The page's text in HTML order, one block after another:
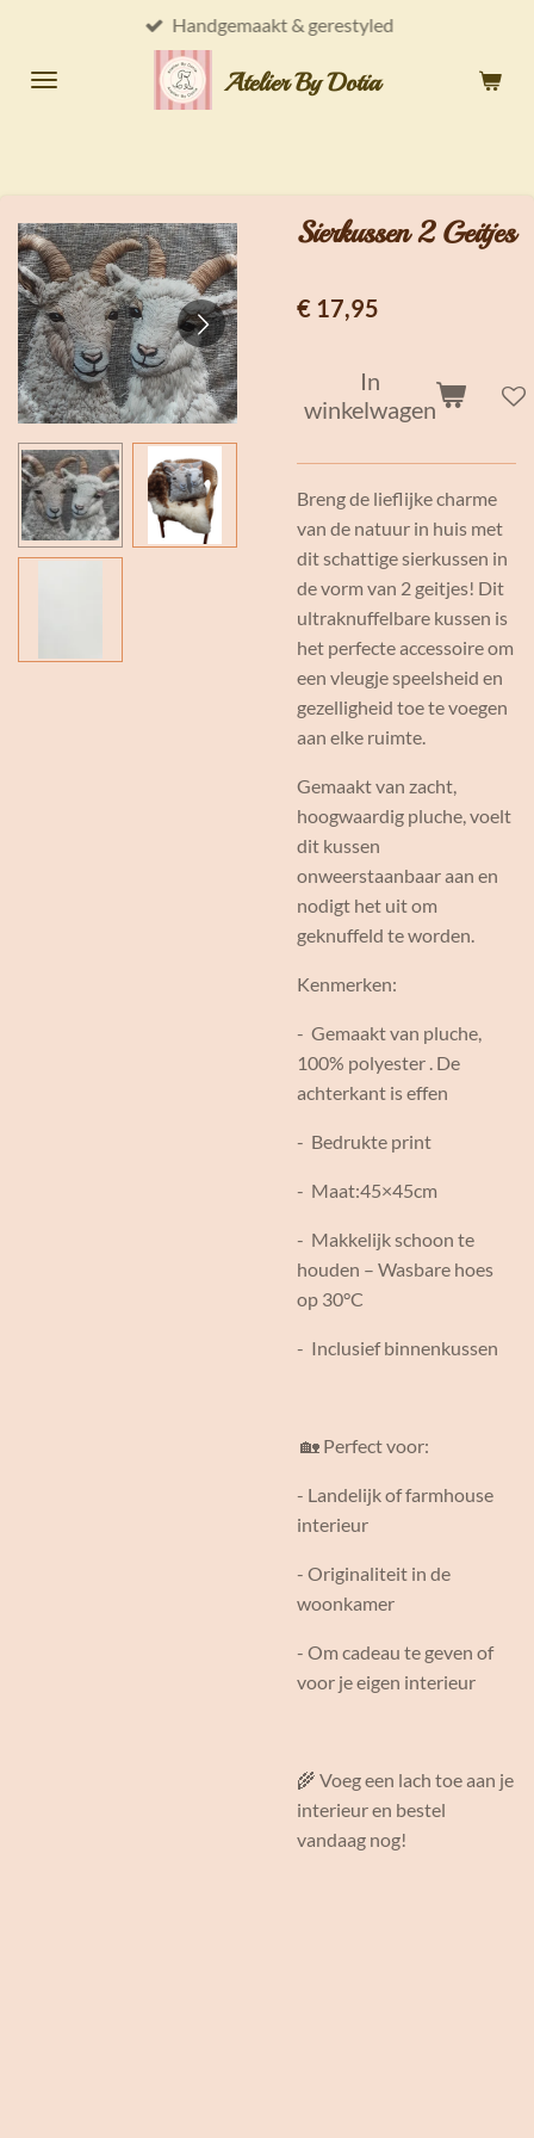
naar
Atelier By Dotia
Handgemaakt & gerestyled
Sierkussen 2 Geitjes
€ 17,95
In
winkelwagen
Breng de lieflijke charme
van de natuur in huis met
dit schattige sierkussen in
de vorm van 2 geitjes! Dit
ultraknuffelbare kussen is
het perfecte accessoire om
een vleugje speelsheid en
gezelligheid toe te voegen
aan elke ruimte.
Gemaakt van zacht,
hoogwaardig pluche, voelt
dit kussen
onweerstaanbaar aan en
nodigt het uit om
geknuffeld te worden.
Kenmerken:
- Gemaakt van pluche,
100% polyester . De
achterkant is effen
- Bedrukte print
- Maat:45×45cm
- Makkelijk schoon te
houden – Wasbare hoes
op 30°C
- Inclusief binnenkussen
🏡 Perfect voor:
- Landelijk of farmhouse
interieur
- Originaliteit in de
woonkamer
- Om cadeau te geven of
voor je eigen interieur
🌾 Voeg een lach toe aan je
interieur en bestel
vandaag nog!